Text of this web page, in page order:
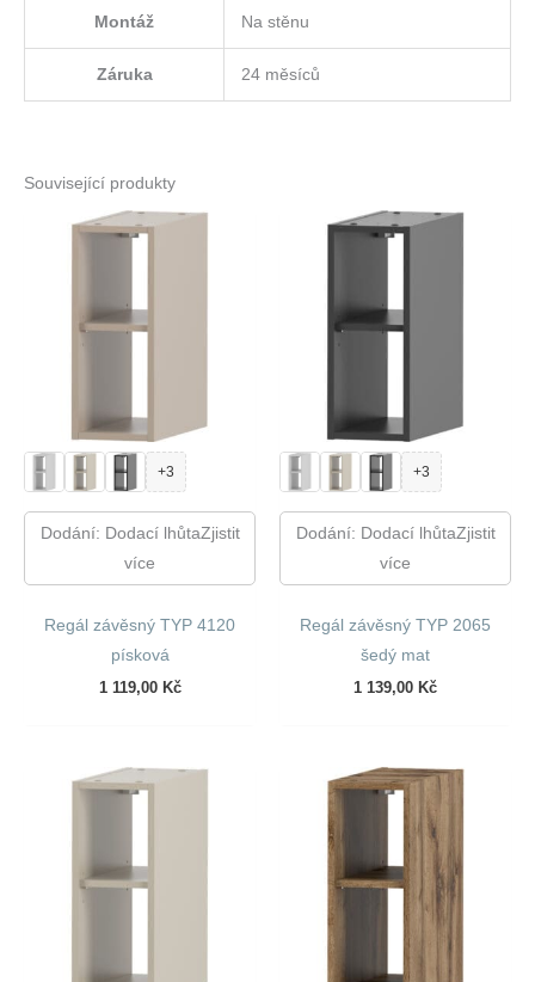
Montáž Na stěnu
Záruka 24 měsíců
Související produkty
+3
Dodání: Dodací lhůtaZjistit
více
Regál závěsný TYP 4120
písková
1 119,00 Kč
+3
Dodání: Dodací lhůtaZjistit
více
Regál závěsný TYP 2065
šedý mat
1 139,00 Kč